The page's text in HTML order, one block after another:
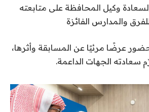
وكيل المحافظة على متابعته
والمدارس الفائزة
عرضًا مرئيًا عن المسابقة وأثرها،
سعادته الجهات الداعمة.